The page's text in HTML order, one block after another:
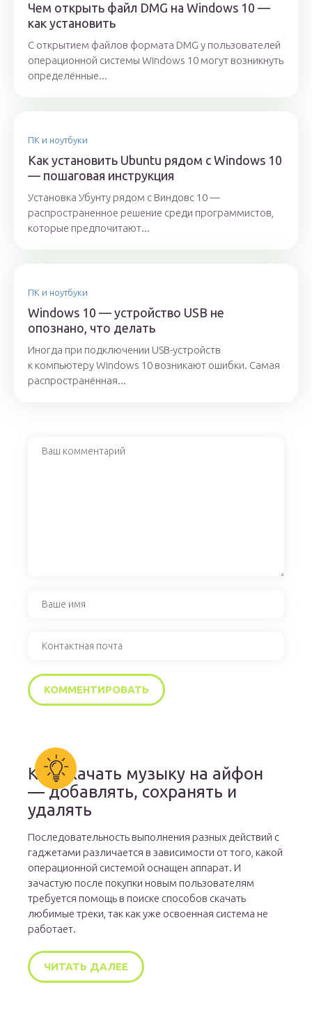
Чем открыть файл DMG на Windows 10 —
как установить
С открытием файлов формата DMG у пользователей
операционной системы Windows 10 могут возникнуть
определённые...
ПК и ноутбуки
Как установить Ubuntu рядом с Windows 10
— пошаговая инструкция
Установка Убунту рядом с Виндовс 10 —
распространенное решение среди программистов,
которые предпочитают...
ПК и ноутбуки
Windows 10 — устройство USB не
опознано, что делать
Иногда при подключении USB-устройств
к компьютеру Windows 10 возникают ошибки. Самая
распространённая...
Как скачать музыку на айфон
— добавлять, сохранять и
удалять
Последовательность выполнения разных действий с
гаджетами различается в зависимости от того, какой
операционной системой оснащен аппарат. И
зачастую после покупки новым пользователям
требуется помощь в поиске способов скачать
любимые треки, так как уже освоенная система не
работает.
ЧИТАТЬ ДАЛЕЕ